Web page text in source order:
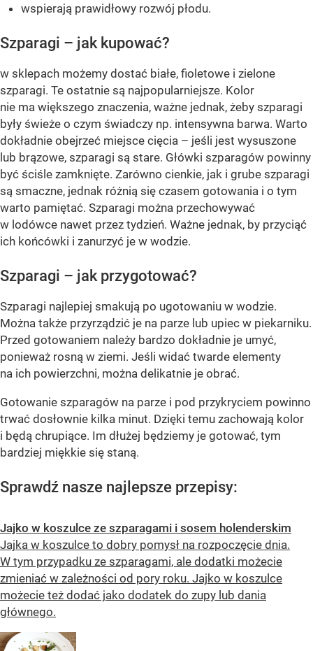
wspierają prawidłowy rozwój płodu.
Szparagi – jak kupować?
w sklepach możemy dostać białe, fioletowe i zielone
szparagi. Te ostatnie są najpopularniejsze. Kolor
nie ma większego znaczenia, ważne jednak, żeby szparagi
były świeże o czym świadczy np. intensywna barwa. Warto
dokładnie obejrzeć miejsce cięcia – jeśli jest wysuszone
lub brązowe, szparagi są stare. Główki szparagów powinny
być ściśle zamknięte. Zarówno cienkie, jak i grube szparagi
są smaczne, jednak różnią się czasem gotowania i o tym
warto pamiętać. Szparagi można przechowywać
w lodówce nawet przez tydzień. Ważne jednak, by przyciąć
ich końcówki i zanurzyć je w wodzie.
Szparagi – jak przygotować?
Szparagi najlepiej smakują po ugotowaniu w wodzie.
Można także przyrządzić je na parze lub upiec w piekarniku.
Przed gotowaniem należy bardzo dokładnie je umyć,
ponieważ rosną w ziemi. Jeśli widać twarde elementy
na ich powierzchni, można delikatnie je obrać.
Gotowanie szparagów na parze i pod przykryciem powinno
trwać dosłownie kilka minut. Dzięki temu zachowają kolor
i będą chrupiące. Im dłużej będziemy je gotować, tym
bardziej miękkie się staną.
Sprawdź nasze najlepsze przepisy:
Jajko w koszulce ze szparagami i sosem holenderskim
Jajka w koszulce to dobry pomysł na rozpoczęcie dnia.
W tym przypadku ze szparagami, ale dodatki możecie
zmieniać w zależności od pory roku. Jajko w koszulce
możecie też dodać jako dodatek do zupy lub dania
głównego.